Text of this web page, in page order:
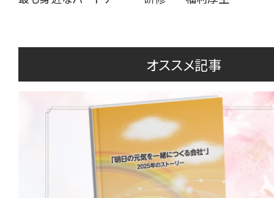
オススメ記事